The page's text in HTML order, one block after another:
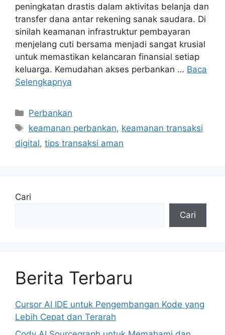
peningkatan drastis dalam aktivitas belanja dan
transfer dana antar rekening sanak saudara. Di
sinilah keamanan infrastruktur pembayaran
menjelang cuti bersama menjadi sangat krusial
untuk memastikan kelancaran finansial setiap
keluarga. Kemudahan akses perbankan … Baca
Selengkapnya
Kategori
Perbankan
Tag
keamanan perbankan, keamanan transaksi
digital, tips transaksi aman
Cari
Cari
Berita Terbaru
Cursor AI IDE untuk Pengembangan Kode yang
Lebih Cepat dan Terarah